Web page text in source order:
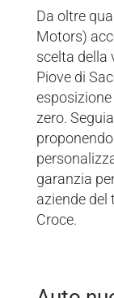
Da oltre
Motors)
scelta della
Piove di
zero.
garanzia
aziende del
Croce.